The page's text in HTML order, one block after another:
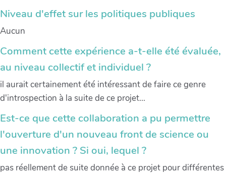
Niveau d'effet sur les politiques publiques
Aucun
Comment cette expérience a-t-elle été évaluée,
au niveau collectif et individuel ?
il aurait certainement été intéressant de faire ce genre
d'introspection à la suite de ce projet...
Est-ce que cette collaboration a pu permettre
l'ouverture d'un nouveau front de science ou
une innovation ? Si oui, lequel ?
pas réellement de suite donnée à ce projet pour différentes